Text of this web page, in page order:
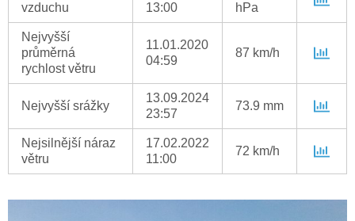
vzduchu
13:00
hPa
Nejvyšší
průměrná
rychlost větru
11.01.2020
04:59
87 km/h
Nejvyšší srážky
13.09.2024
23:57
73.9 mm
Nejsilnější náraz
větru
17.02.2022
11:00
72 km/h